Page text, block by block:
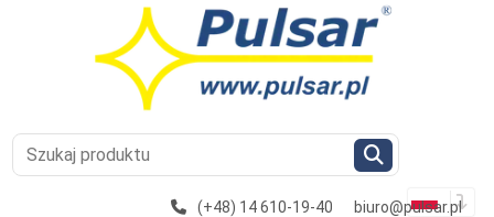
(+48) 14 610-19-40 biuro@pulsar.pl